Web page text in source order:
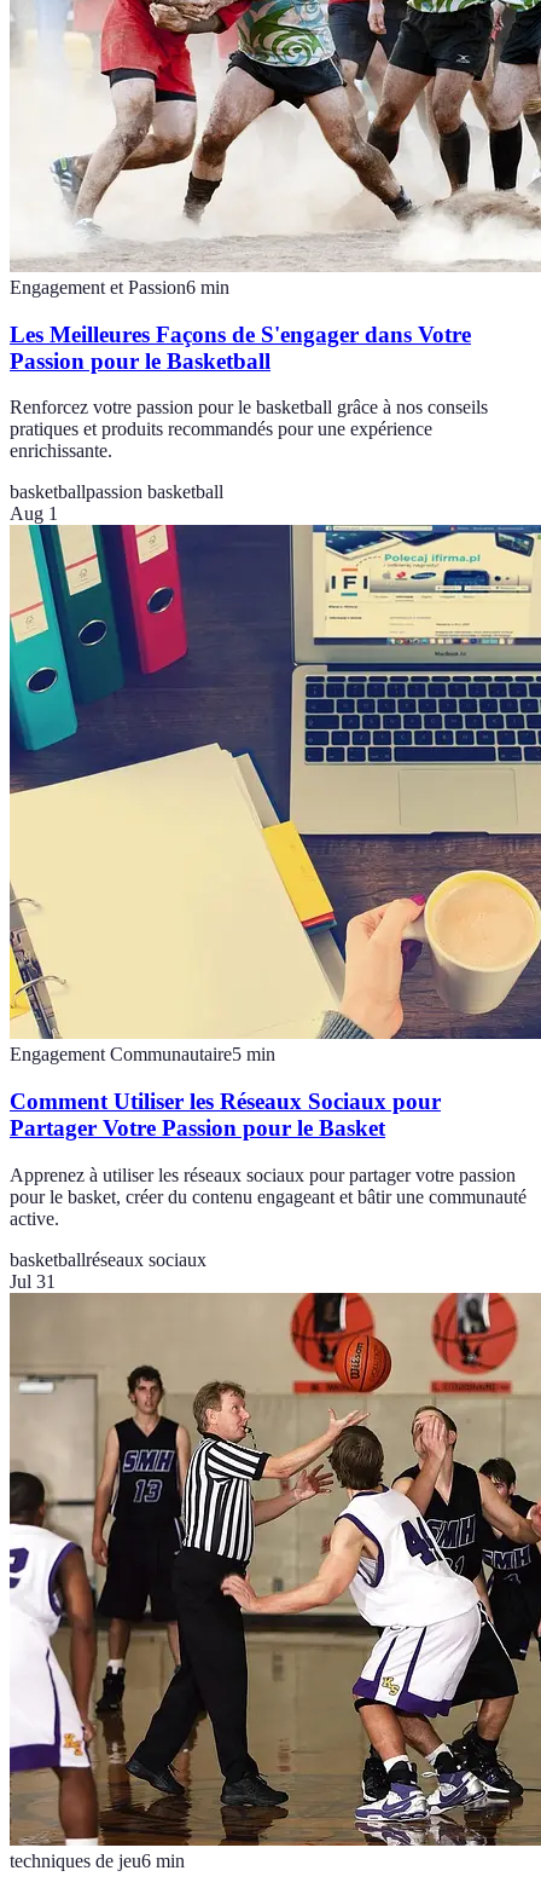
Engagement et Passion6 min
Les Meilleures Façons de S'engager dans Votre
Passion pour le Basketball
Renforcez votre passion pour le basketball grâce à nos conseils
pratiques et produits recommandés pour une expérience
enrichissante.
basketballpassion basketball
Aug 1
Engagement Communautaire5 min
Comment Utiliser les Réseaux Sociaux pour
Partager Votre Passion pour le Basket
Apprenez à utiliser les réseaux sociaux pour partager votre passion
pour le basket, créer du contenu engageant et bâtir une communauté
active.
basketballréseaux sociaux
Jul 31
techniques de jeu6 min